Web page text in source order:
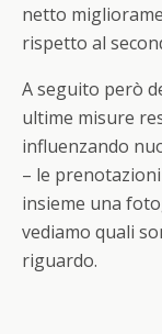
netto
rispetto al
A seguito però
ultime misure
influenzando
– le
insieme una
vediamo quali
riguardo.